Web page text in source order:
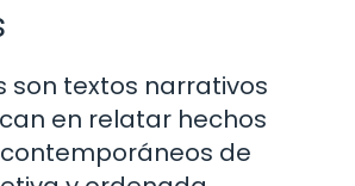
son textos narrativos
en relatar hechos
de